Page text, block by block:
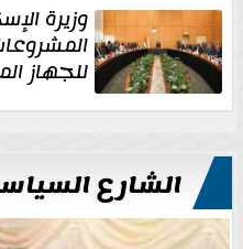
وزيرة
للجهاز
الشارع